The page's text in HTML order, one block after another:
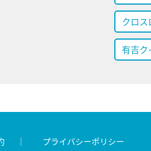
クロス
有吉ク
プライバシーポリシー